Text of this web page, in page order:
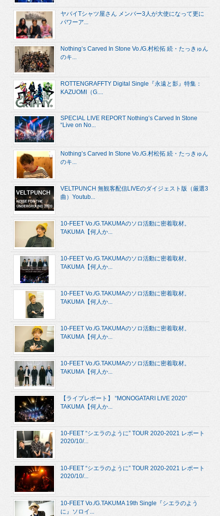
ヤバイTシャツ屋さん メンバー3人が大使になって更に
パワーア...
Nothing’s Carved In Stone Vo./G.村松拓 続・たっきゅん
のキ...
ROTTENGRAFFTY Digital Single『永遠と影』特集：
KAZUOMI（G....
SPECIAL LIVE REPORT Nothing’s Carved In Stone
“Live on No...
Nothing’s Carved In Stone Vo./G.村松拓 続・たっきゅん
のキ...
VELTPUNCH 無観客配信LIVEのダイジェスト版（厳選3
曲）Youtub...
10-FEET Vo./G.TAKUMAのソロ活動に密着取材。
TAKUMA【何人か...
10-FEET Vo./G.TAKUMAのソロ活動に密着取材。
TAKUMA【何人か...
10-FEET Vo./G.TAKUMAのソロ活動に密着取材。
TAKUMA【何人か...
10-FEET Vo./G.TAKUMAのソロ活動に密着取材。
TAKUMA【何人か...
10-FEET Vo./G.TAKUMAのソロ活動に密着取材。
TAKUMA【何人か...
【ライブレポート】 “MONOGATARI LIVE 2020”
TAKUMA【何人か...
10-FEET “シエラのように” TOUR 2020-2021 レポート
2020/10/...
10-FEET “シエラのように” TOUR 2020-2021 レポート
2020/10/...
10-FEET Vo./G.TAKUMA 19th Single『シエラのよう
に』ソロイ...